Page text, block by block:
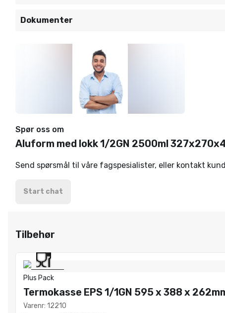
Dokumenter
Spør oss om
Aluform med lokk 1/2GN 2500ml
Send spørsmål til våre fagspesialister, eller kontakt
Start chat
Tilbehør
Plus Pack
Termokasse EPS 1/1GN 595 x 388 x
Varenr: 12210